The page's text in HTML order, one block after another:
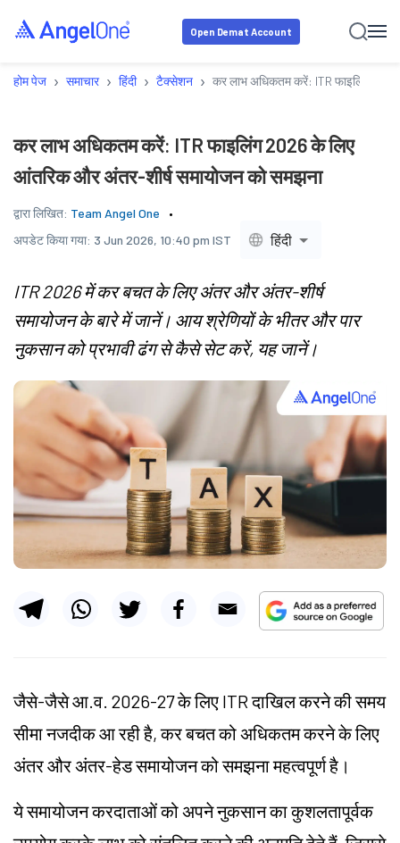
Open Demat Account
होम पेज › समाचार › हिंदी › टैक्सेशन › कर लाभ अधिकतम करें: ITR फाइलिंग
कर लाभ अधिकतम करें: ITR फाइलिंग 2026 के लिए
आंतरिक और अंतर-शीर्ष समायोजन को समझना
द्वारा लिखित: Team Angel One
अपडेट किया गया: 3 Jun 2026, 10:40 pm IST हिंदी
ITR 2026 में कर बचत के लिए अंतर और अंतर-शीर्ष
समायोजन के बारे में जानें। आय श्रेणियों के भीतर और पार
नुकसान को प्रभावी ढंग से कैसे सेट करें, यह जानें।
जैसे-जैसे आ.व. 2026-27 के लिए ITR दाखिल करने की समय
सीमा नजदीक आ रही है, कर बचत को अधिकतम करने के लिए
अंतर और अंतर-हेड समायोजन को समझना महत्वपूर्ण है।
ये समायोजन करदाताओं को अपने नुकसान का कुशलतापूर्वक